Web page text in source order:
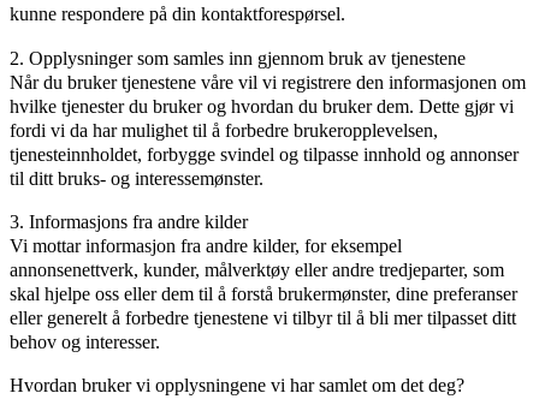
kunne respondere på din kontaktforespørsel.
2. Opplysninger som samles inn gjennom bruk av tjenestene
Når du bruker tjenestene våre vil vi registrere den informasjonen om
hvilke tjenester du bruker og hvordan du bruker dem. Dette gjør vi
fordi vi da har mulighet til å forbedre brukeropplevelsen,
tjenesteinnholdet, forbygge svindel og tilpasse innhold og annonser
til ditt bruks- og interessemønster.
3. Informasjons fra andre kilder
Vi mottar informasjon fra andre kilder, for eksempel
annonsenettverk, kunder, målverktøy eller andre tredjeparter, som
skal hjelpe oss eller dem til å forstå brukermønster, dine preferanser
eller generelt å forbedre tjenestene vi tilbyr til å bli mer tilpasset ditt
behov og interesser.
Hvordan bruker vi opplysningene vi har samlet om det deg?